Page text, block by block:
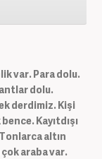
var. Para dolu.
dolu.
derdimiz. Kişi
Kayıtdışı
altın
araba var.